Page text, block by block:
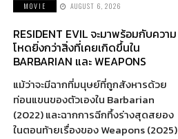
MOVIE AUGUST 6, 2026
RESIDENT EVIL จะมาพร้อมกับความ
โหดยิ่งกว่าสิ่งที่เคยเกิดขึ้นใน
BARBARIAN และ WEAPONS
แม้ว่าจะมีฉากที่มนุษย์ที่ถูกสังหารด้วย
ท่อนแขนของตัวเองใน Barbarian
(2022) และฉากการฉีกทึ้งร่างสุดสยอง
ในตอนท้ายเรื่องของ Weapons (2025)